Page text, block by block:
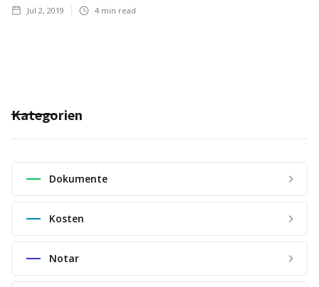
Jul 2, 2019 4 min read
Kategorien
Dokumente
Kosten
Notar